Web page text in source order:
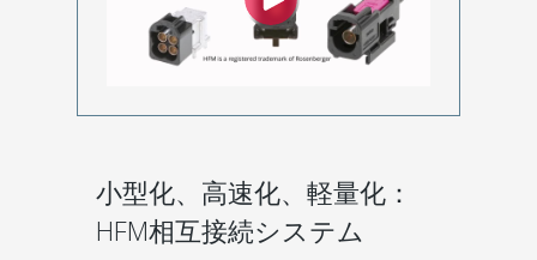
小型化、高速化、軽量化：
HFM相互接続システム